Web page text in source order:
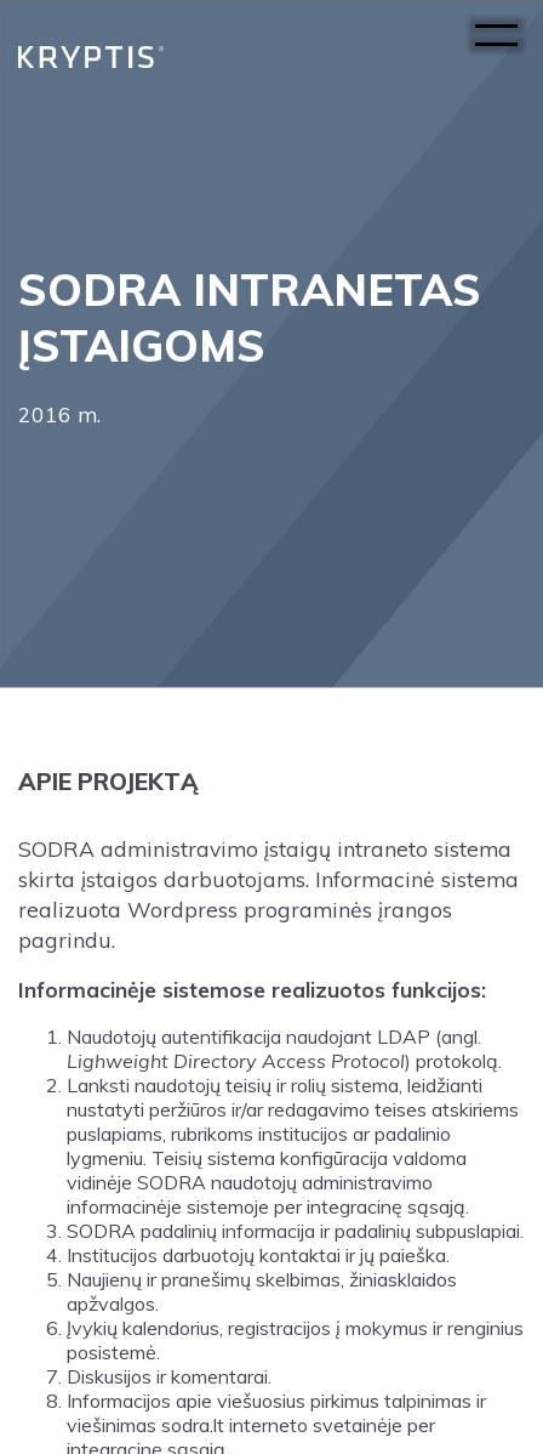
SODRA INTRANETAS
ĮSTAIGOMS
2016 m.
APIE PROJEKTĄ
SODRA administravimo įstaigų intraneto sistema
skirta įstaigos darbuotojams. Informacinė sistema
realizuota Wordpress programinės įrangos
pagrindu.
Informacinėje sistemose realizuotos funkcijos:
Naudotojų autentifikacija naudojant LDAP (angl.
Lighweight Directory Access Protocol) protokolą.
Lanksti naudotojų teisių ir rolių sistema, leidžianti
nustatyti peržiūros ir/ar redagavimo teises atskiriems
puslapiams, rubrikoms institucijos ar padalinio
lygmeniu. Teisių sistema konfigūracija valdoma
vidinėje SODRA naudotojų administravimo
informacinėje sistemoje per integracinę sąsają.
SODRA padalinių informacija ir padalinių subpuslapiai.
Institucijos darbuotojų kontaktai ir jų paieška.
Naujienų ir pranešimų skelbimas, žiniasklaidos
apžvalgos.
Įvykių kalendorius, registracijos į mokymus ir renginius
posistemė.
Diskusijos ir komentarai.
Informacijos apie viešuosius pirkimus talpinimas ir
viešinimas sodra.lt interneto svetainėje per
integracinę sąsają.